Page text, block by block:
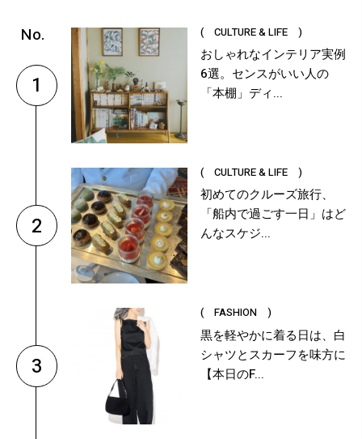
1
( CULTURE & LIFE )
おしゃれなインテリア実例
6選。センスがいい人の
「本棚」ディ...
2
( CULTURE & LIFE )
初めてのクルーズ旅行、
「船内で過ごす一日」はど
んなスケジ...
3
( FASHION )
黒を軽やかに着る日は、白
シャツとスカーフを味方に
【本日のF...